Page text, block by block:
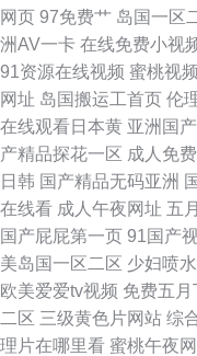
网页 97免费艹 岛国一区
洲AV一卡 在线免费小视
91资源在线视频 蜜桃视
网址 岛国搬运工首页 伦
在线观看日本黄 亚洲国
产精品探花一区 成人免
日韩 国产精品无码亚洲
在线看 成人午夜网址 五
国产屁屁第一页 91国产
美岛国一区二区 少妇喷
欧美爱爱tv视频 免费五月
二区 三级黄色片网站 综
理片在哪里看 蜜桃午夜网